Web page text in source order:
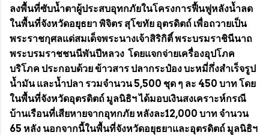
ลงพื้นที่ซับน้ำตาผู้ประสบอุทกภัยในโครงการฟื้นฟูหลังน้ำลด
ในพื้นที่จังหวัดอยุธยา พิจิตร สุโขทัย อุตรดิตถ์ เพื่อถวายเป็น
พระราชกุศลแด่สมเด็จพระนางเจ้าสิริกิติ์ พระบรมราชินีนาถ
พระบรมราชชนนีพันปีหลวง โดยแจกจ่ายเครื่องอุปโภค
บริโภค ประกอบด้วย ข้าวสาร ปลากระป๋อง บะหมี่กึ่งสำเร็จรูป
น้ำมัน และน้ำปลา รวมจำนวน 5,500 ชุด ๆ ละ 450 บาท โดย
ในพื้นที่จังหวัดอุตรดิตถ์ มูลนิธิฯ ได้มอบเงินสงเคราะห์กรณี
บ้านเรือนที่เสียหายจากอุทกภัย หลังละ12,000 บาท จำนวน
65 หลัง นอกจากนี้ในพื้นที่จังหวัดอยุธยาและอุตรดิตถ์ มูลนิธิฯ